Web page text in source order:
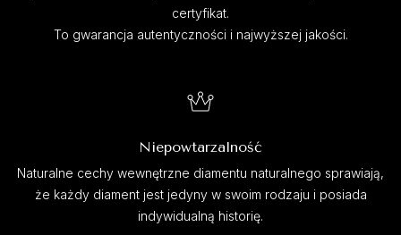
certyfikat.
To gwarancja autentyczności i najwyższej jakości.
Niepowtarzalność
Naturalne cechy wewnętrzne diamentu naturalnego sprawiają,
że każdy diament jest jedyny w swoim rodzaju i posiada
indywidualną historię.